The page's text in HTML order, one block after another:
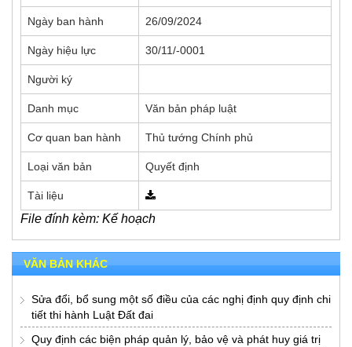
Ngày ban hành 26/09/2024
Ngày hiệu lực 30/11/-0001
Người ký
Danh mục Văn bản pháp luật
Cơ quan ban hành Thủ tướng Chính phủ
Loại văn bản Quyết định
Tài liệu
File đính kèm: Kế hoạch
VĂN BẢN KHÁC
Sửa đổi, bổ sung một số điều của các nghị định quy định chi
tiết thi hành Luật Đất đai
Quy định các biện pháp quản lý, bảo vệ và phát huy giá trị